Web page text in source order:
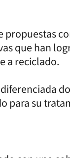
propuestas
que han
a reciclado.
para su